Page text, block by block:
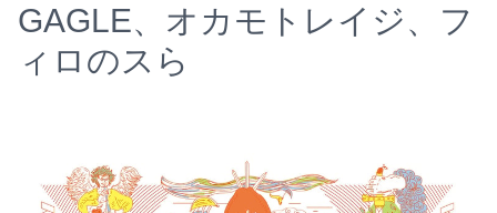
GAGLE、オカモトレイジ、フ
ィロのスら